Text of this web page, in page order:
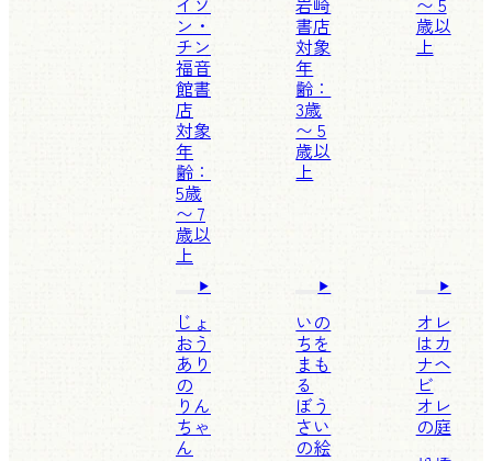
ン・
チン
福音
館書
店
対象
年
齢：
5歳
〜 7
歳以
上
書店
対象
年
齢：
3歳
〜 5
歳以
上
歳以
上
じょ
おう
あり
の
りん
ちゃ
ん
いの
ちを
まも
る
ぼう
さい
の絵
オレ
はカ
ナヘ
ビ
オレ
の庭